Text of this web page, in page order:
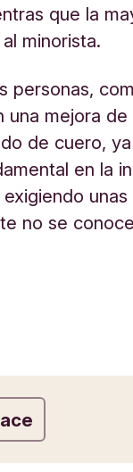
que la
minorista.
personas,
una mejora de
de cuero,
en la
unas
no se